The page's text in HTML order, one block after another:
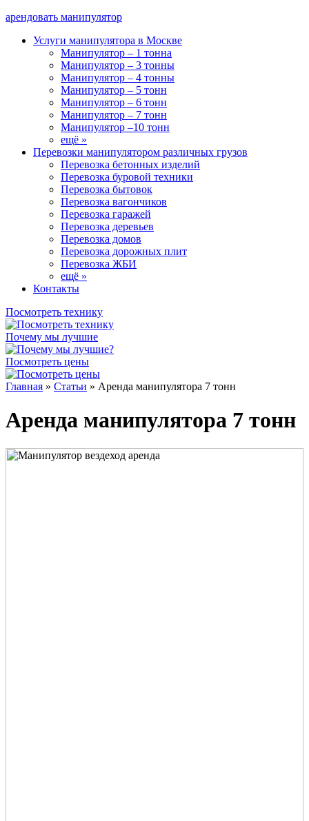
арендовать манипулятор
Услуги манипулятора в Москве
Манипулятор – 1 тонна
Манипулятор – 3 тонны
Манипулятор – 4 тонны
Манипулятор – 5 тонн
Манипулятор – 6 тонн
Манипулятор – 7 тонн
Манипулятор –10 тонн
ещё »
Перевозки манипулятором различных грузов
Перевозка бетонных изделий
Перевозка буровой техники
Перевозка бытовок
Перевозка вагончиков
Перевозка гаражей
Перевозка деревьев
Перевозка домов
Перевозка дорожных плит
Перевозка ЖБИ
ещё »
Контакты
Посмотреть технику
Почему мы лучшие
Посмотреть цены
Главная » Статьи » Аренда манипулятора 7 тонн
Аренда манипулятора 7 тонн